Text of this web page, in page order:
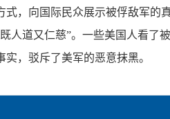
，向国际民众展示被俘敌军的真
道又仁慈”。一些美国人看了
，驳斥了美军的恶意抹黑。